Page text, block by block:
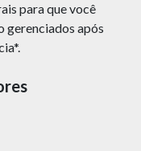
para que você
gerenciados após